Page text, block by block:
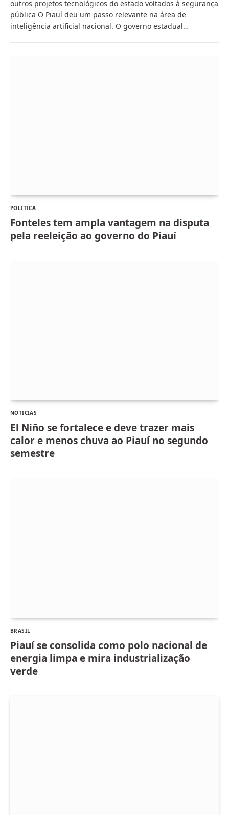
outros projetos tecnológicos do estado voltados à segurança
pública O Piauí deu um passo relevante na área de
inteligência artificial nacional. O governo estadual…
POLITICA
Fonteles tem ampla vantagem na disputa
pela reeleição ao governo do Piauí
NOTICIAS
El Niño se fortalece e deve trazer mais
calor e menos chuva ao Piauí no segundo
semestre
BRASIL
Piauí se consolida como polo nacional de
energia limpa e mira industrialização
verde